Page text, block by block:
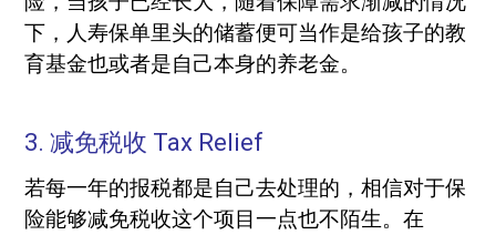
下，人寿保单里头的储蓄便可当作是给孩子的教
育基金也或者是自己本身的养老金。
3. 减免税收 Tax Relief
若每一年的报税都是自己去处理的，相信对于保
险能够减免税收这个项目一点也不陌生。在